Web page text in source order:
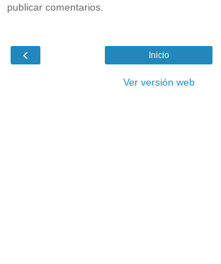
publicar comentarios.
‹ Inicio
Ver versión web